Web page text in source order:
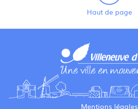
Haut de page
Mentions légales